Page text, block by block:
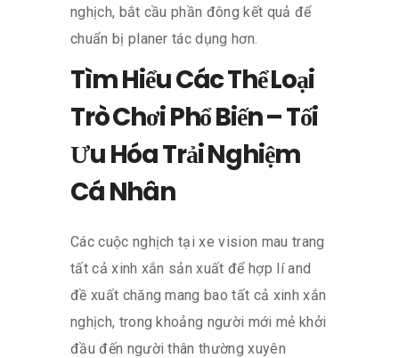
nghịch, bắt cầu phần đông kết quả để
chuẩn bị planer tác dụng hơn.
Tìm Hiểu Các Thể Loại
Trò Chơi Phổ Biến – Tối
Ưu Hóa Trải Nghiệm
Cá Nhân
Các cuộc nghịch tại xe vision mau trang
tất cả xinh xắn sản xuất để hợp lí and
đề xuất chăng mang bao tất cả xinh xắn
nghịch, trong khoảng người mới mẻ khởi
đầu đến người thân thường xuyên